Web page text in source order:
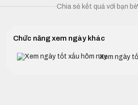
Chia sẻ kết quả với bạn bè
Chức năng xem ngày khác
Xem ngày